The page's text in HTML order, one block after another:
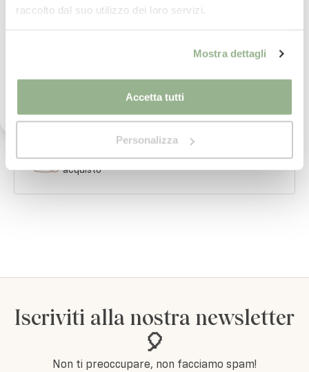
raccolto dal suo utilizzo dei loro servizi.
Mostra dettagli
Accetta tutti
Personalizza
Pagain comode rate con
sicuro al 100%
Pietro ed il suo teamti assistono nel tuo
acquisto
Iscriviti alla nostra newsletter
🎈
Non ti preoccupare, non facciamo spam!
Iscrivimi
vostra Privacy Policy ed acconsento al
comunicazioni tramite newsletter.